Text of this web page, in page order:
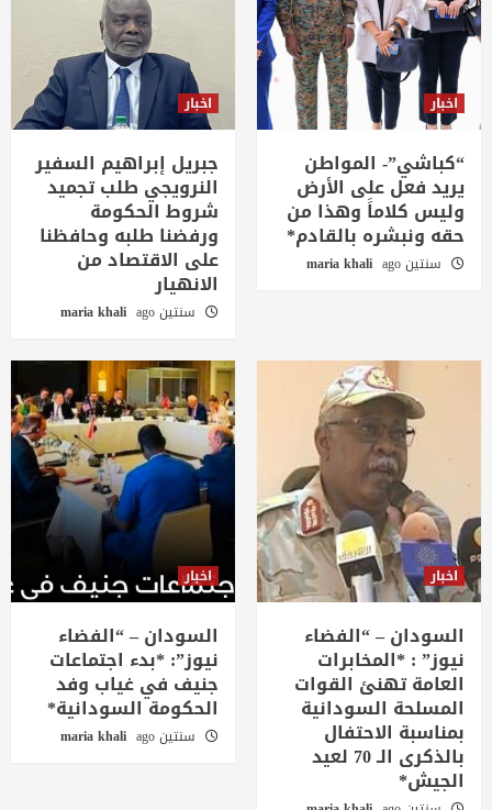
اخبار
“كباشي”- المواطن
يريد فعل على الأرض
وليس كلاماََ وهذا من
حقه ونبشره بالقادم*
سنتين ago maria khali
اخبار
جبريل إبراهيم السفير
النرويجي طلب تجميد
شروط الحكومة
ورفضنا طلبه وحافظنا
على الاقتصاد من
الانهيار
سنتين ago maria khali
اخبار
السودان – “الفضاء
نيوز” : *المخابرات
العامة تهنئ القوات
المسلحة السودانية
بمناسبة الاحتفال
بالذكرى الـ 70 لعيد
الجيش*
اخبار
السودان – “الفضاء
نيوز”: *بدء اجتماعات
جنيف في غياب وفد
الحكومة السودانية*
سنتين ago maria khali